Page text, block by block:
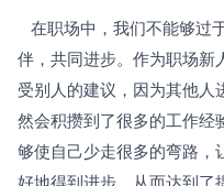
伴，共同进步。作为职场新
受别人的建议，因为其他人
然会积攒到了很多的工作经
够使自己少走很多的弯路，
好地得到进步，从而达到了